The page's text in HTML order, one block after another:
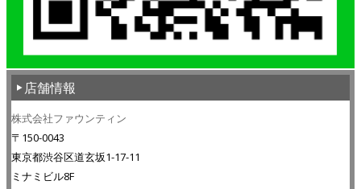
店舗情報
株式会社ファウンティン
〒150-0043
東京都渋谷区道玄坂1-17-11
ミナミビル8F